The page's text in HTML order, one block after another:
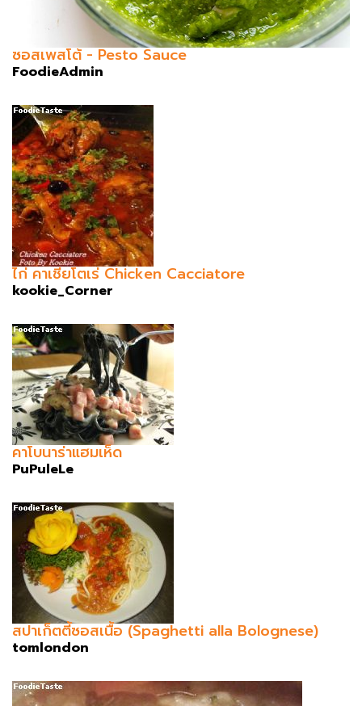
ซอสเพสโต้ - Pesto Sauce
FoodieAdmin
ไก่ คาเชียโตเร่ Chicken Cacciatore
kookie_Corner
คาโบนาร่าแฮมเห็ด
PuPuleLe
สปาเก็ตตี้ซอสเนื้อ (Spaghetti alla Bolognese)
tomlondon